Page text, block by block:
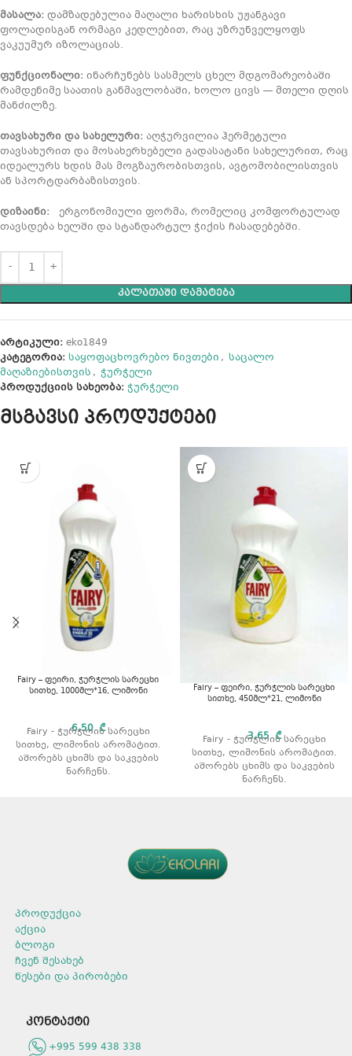
მასალა: დამზადებულია მაღალი ხარისხის უჟანგავი
ფოლადისგან ორმაგი კედლებით, რაც უზრუნველყოფს
ვაკუუმურ იზოლაციას.
ფუნქციონალი: ინარჩუნებს სასმელს ცხელ მდგომარეობაში
რამდენიმე საათის განმავლობაში, ხოლო ცივს — მთელი დღის
მანძილზე.
თავსახური და სახელური: აღჭურვილია ჰერმეტული
თავსახურით და მოსახერხებელი გადასატანი სახელურით, რაც
იდეალურს ხდის მას მოგზაურობისთვის, ავტომობილისთვის
ან სპორტდარბაზისთვის.
დიზაინი: ერგონომიული ფორმა, რომელიც კომფორტულად
თავსდება ხელში და სტანდარტულ ჭიქის ჩასადებებში.
ᲙᲐᲚᲐᲗᲐᲨᲘ ᲓᲐᲛᲐᲢᲔᲑᲐ
არტიკული: eko1849
კატეგორია: საყოფაცხოვრებო ნივთები , საცალო
მაღაზიებისთვის , ჭურჭელი
პროდუქციის სახეობა: ჭურჭელი
მსგავსი პროდუქტები
Fairy – ფეირი, ჭურჭლის სარეცხი
სითხე, 1000მლ*16, ლიმონი
6,50₾
Fairy - ჭურჭლის სარეცხი
სითხე, ლიმონის არომატით.
აშორებს ცხიმს და საკვების
ნარჩენს.
მოცულობა: 1000 მლ.
რაოდენობა შეფუთვაში: 16
არომატი: ლიმონი.
Fairy – ფეირი, ჭურჭლის სარეცხი
სითხე, 450მლ*21, ლიმონი
3,65₾
Fairy - ჭურჭლის სარეცხი
სითხე, ლიმონის არომატით.
აშორებს ცხიმს და საკვების
ნარჩენს.
პროდუქტის ტიპი: სითხე.
მოცულობა: 450 მლ.
რაოდენობა შეფუთვაში: 16
პროდუქცია
აქცია
ბლოგი
ჩვენ შესახებ
წესები და პირობები
კონტაქტი
+995 599 438 338